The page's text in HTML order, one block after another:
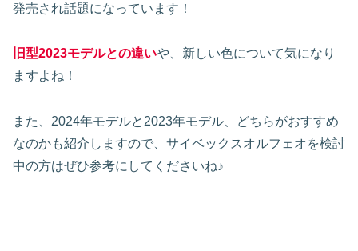
発売され話題になっています！
旧型2023モデルとの違いや、新しい色について気になり
ますよね！
また、2024年モデルと2023年モデル、どちらがおすすめ
なのかも紹介しますので、サイベックスオルフェオを検討
中の方はぜひ参考にしてくださいね♪